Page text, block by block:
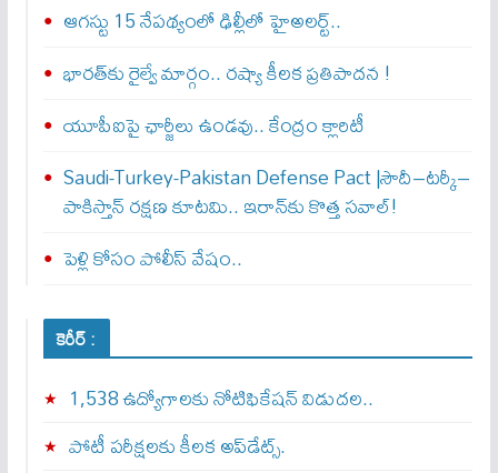
ఆగస్టు 15 నేపథ్యంలో ఢిల్లీలో హైఅలర్ట్..
భారత్‌కు రైల్వే మార్గం.. రష్యా కీలక ప్రతిపాదన !
యూపీఐపై ఛార్జీలు ఉండవు.. కేంద్రం క్లారిటీ
Saudi-Turkey-Pakistan Defense Pact |సౌదీ–టర్కీ–
పాకిస్తాన్ రక్షణ కూటమి.. ఇరాన్‌కు కొత్త సవాల్!
పెళ్లి కోసం పోలీస్ వేషం..
కెరీర్ :
1,538 ఉద్యోగాలకు నోటిఫికేషన్ విడుదల..
పోటీ పరీక్షలకు కీలక అప్‌డేట్స్.